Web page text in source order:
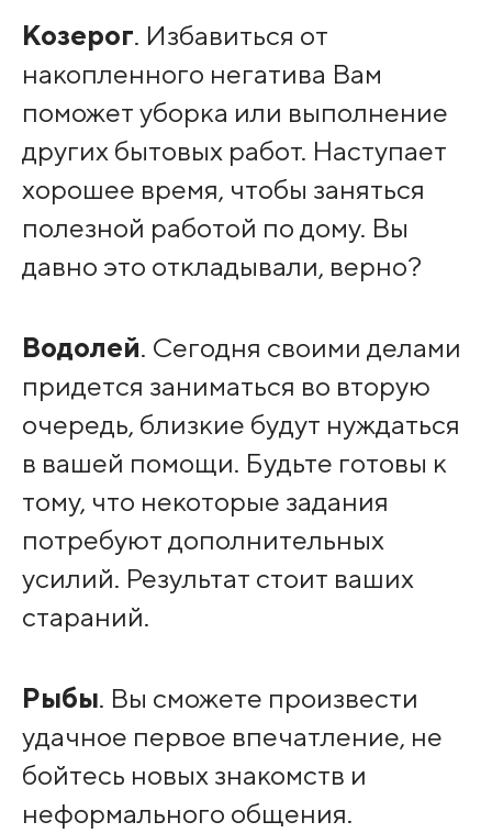
Козерог. Избавиться от
накопленного негатива Вам
поможет уборка или выполнение
других бытовых работ. Наступает
хорошее время, чтобы заняться
полезной работой по дому. Вы
давно это откладывали, верно?
Водолей. Сегодня своими делами
придется заниматься во вторую
очередь, близкие будут нуждаться
в вашей помощи. Будьте готовы к
тому, что некоторые задания
потребуют дополнительных
усилий. Результат стоит ваших
стараний.
Рыбы. Вы сможете произвести
удачное первое впечатление, не
бойтесь новых знакомств и
неформального общения.